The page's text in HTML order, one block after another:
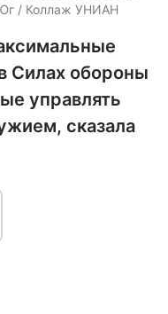
/ Коллаж УНИАН
Силах обороны
управлять
сказала